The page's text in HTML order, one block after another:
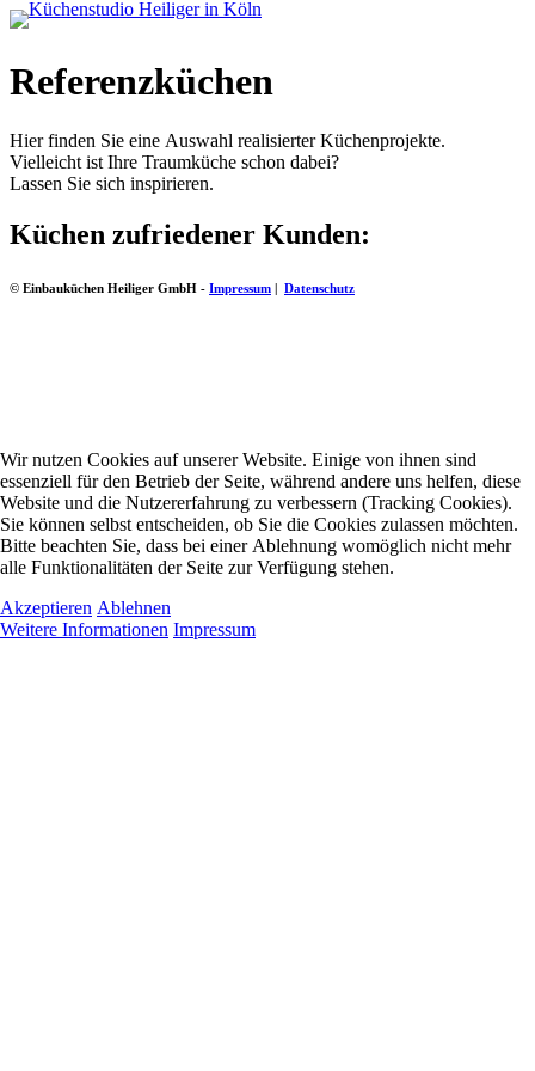
Referenzküchen
Hier finden Sie eine Auswahl realisierter Küchenprojekte.
Vielleicht ist Ihre Traumküche schon dabei?
Lassen Sie sich inspirieren.
Küchen zufriedener Kunden:
© Einbauküchen Heiliger GmbH - Impressum | Datenschutz
Wir nutzen Cookies auf unserer Website. Einige von ihnen sind
essenziell für den Betrieb der Seite, während andere uns helfen, diese
Website und die Nutzererfahrung zu verbessern (Tracking Cookies).
Sie können selbst entscheiden, ob Sie die Cookies zulassen möchten.
Bitte beachten Sie, dass bei einer Ablehnung womöglich nicht mehr
alle Funktionalitäten der Seite zur Verfügung stehen.
Akzeptieren Ablehnen
Weitere Informationen Impressum